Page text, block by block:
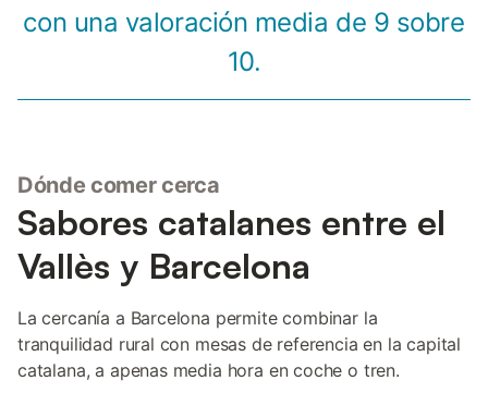
con una valoración media de 9 sobre
10.
Dónde comer cerca
Sabores catalanes entre el
Vallès y Barcelona
La cercanía a Barcelona permite combinar la
tranquilidad rural con mesas de referencia en la capital
catalana, a apenas media hora en coche o tren.